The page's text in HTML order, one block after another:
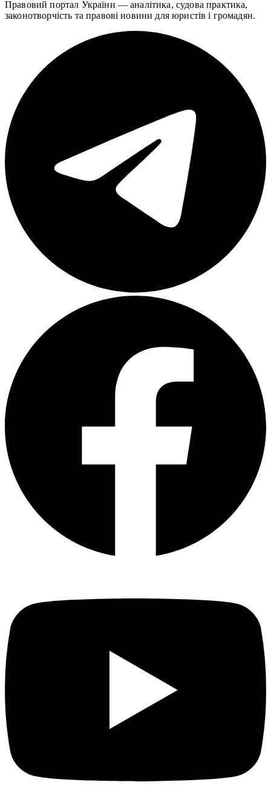
Правовий портал України — аналітика, судова практика,
законотворчість та правові новини для юристів і громадян.